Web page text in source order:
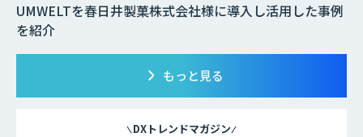
UMWELTを春日井製菓株式会社様に導入し活用した事例
を紹介
もっと見る
DXトレンドマガジン